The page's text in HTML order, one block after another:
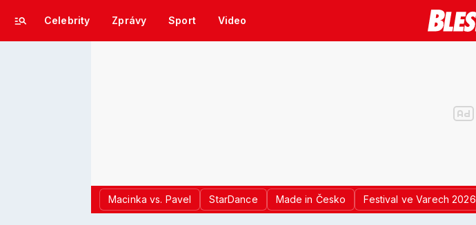
Celebrity Zprávy Sport Video
Macinka vs. Pavel StarDance Made in Česko Festival ve Varech 2026